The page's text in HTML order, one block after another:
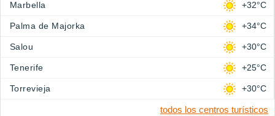
Marbella +32°C
Palma de Majorka +34°C
Salou +30°C
Tenerife +25°C
Torrevieja +30°C
todos los centros turísticos